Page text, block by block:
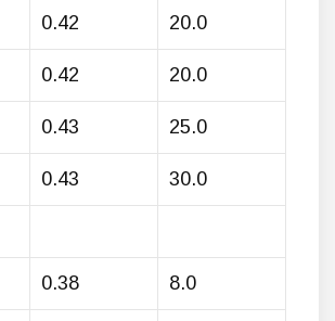
0.42 20.0
0.42 20.0
0.43 25.0
0.43 30.0
0.38 8.0